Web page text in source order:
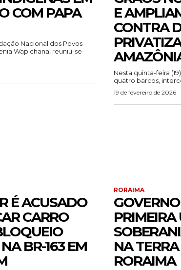
COM PAPA
Nacional dos Povos
Wapichana, reuniu-se
E
CONTRA
Nesta quinta-feira
quatro barcos,
19 de fevereiro de 2026
É ACUSADO
CARRO
BR-163 EM
RORAIMA
NA
RORAIMA